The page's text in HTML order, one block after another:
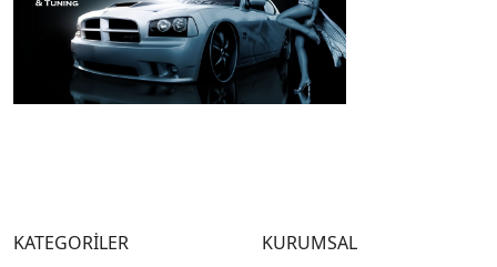
KATEGORİLER KURUMSAL